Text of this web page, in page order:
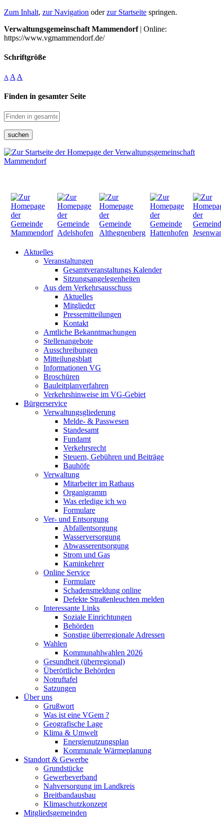
Zum Inhalt, zur Navigation oderzur Startseite springen.
Verwaltungsgemeinschaft Mammendorf| Online:
https://www.vgmammendorf.de/
Schriftgröße
A A A
Finden in gesamter Seite
suchen
Aktuelles
Veranstaltungen
Gesamtveranstaltungs Kalender
Sitzungsangelegenheiten
Aus dem Verkehrsausschuss
Aktuelles
Mitglieder
Pressemitteilungen
Kontakt
Amtliche Bekanntmachungen
Stellenangebote
Ausschreibungen
Mitteilungsblatt
Informationen VG
Broschüren
Bauleitplanverfahren
Verkehrshinweise im VG-Gebiet
Bürgerservice
Verwaltungsgliederung
Melde- & Passwesen
Standesamt
Fundamt
Verkehrsrecht
Steuern, Gebühren und Beiträge
Bauhöfe
Verwaltung
Mitarbeiter im Rathaus
Organigramm
Was erledige ich wo
Formulare
Ver- und Entsorgung
Abfallentsorgung
Wasserversorgung
Abwasserentsorgung
Strom und Gas
Kaminkehrer
Online Service
Formulare
Schadensmeldung online
Defekte Straßenleuchten melden
Interessante Links
Soziale Einrichtungen
Behörden
Sonstige überregionale Adressen
Wahlen
Kommunahlwahlen 2026
Gesundheit (überregional)
Überörtliche Behörden
Notruftafel
Satzungen
Über uns
Grußwort
Was ist eine VGem ?
Geografische Lage
Klima & Umwelt
Energienutzungsplan
Kommunale Wärmeplanung
Standort & Gewerbe
Grundstücke
Gewerbeverband
Nahversorgung im Landkreis
Breitbandausbau
Klimaschutzkonzept
Mitgliedsgemeinden